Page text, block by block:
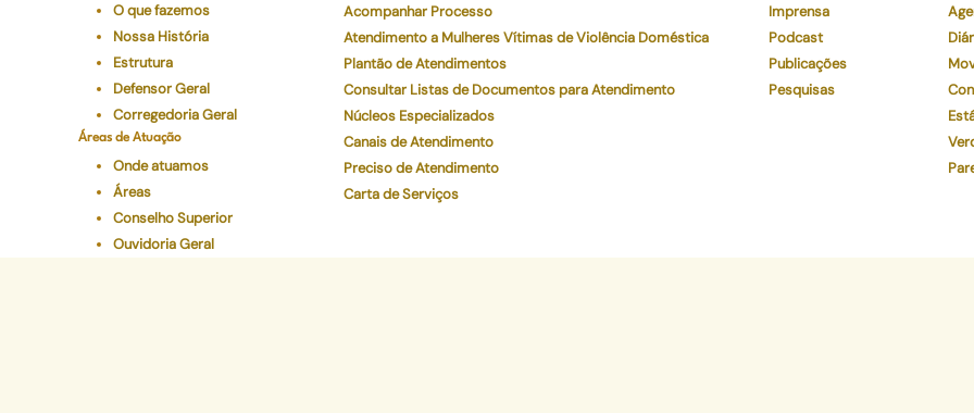
O que fazemos
Nossa História
Estrutura
Defensor Geral
Corregedoria Geral
Áreas de Atuação
Onde atuamos
Áreas
Conselho Superior
Ouvidoria Geral
Acompanhar Processo
Atendimento a Mulheres Vítimas de Violência Doméstica
Plantão de Atendimentos
Consultar Listas de Documentos para Atendimento
Núcleos Especializados
Canais de Atendimento
Preciso de Atendimento
Carta de Serviços
Imprensa
Podcast
Publicações
Pesquisas